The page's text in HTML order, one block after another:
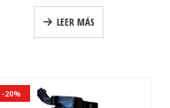
LEER MÁS
-20%